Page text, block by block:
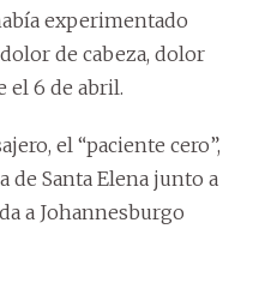
experimentado
de cabeza, dolor
el 6 de abril.
el “paciente cero”,
de Santa Elena junto a
a Johannesburgo